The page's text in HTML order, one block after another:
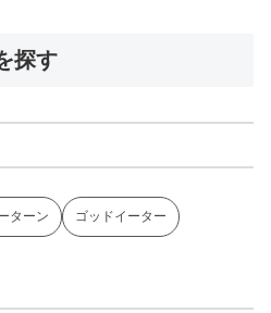
探す
ターン ゴッドイーター